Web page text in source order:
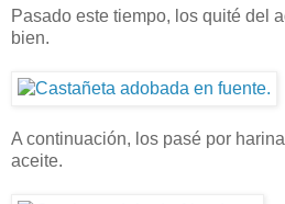
Pasado este tiempo, los quité del
bien.
A continuación, los pasé por
aceite.